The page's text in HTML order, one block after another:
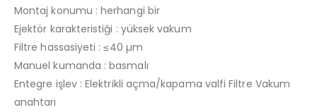
Montaj konumu : herhangi bir
Ejektör karakteristiği : yüksek vakum
Filtre hassasiyeti : ≤40 µm
Manuel kumanda : basmalı
Entegre işlev : Elektrikli açma/kapama valfi Filtre Vakum
anahtarı